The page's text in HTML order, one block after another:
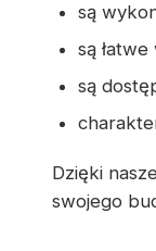
są
są łatwe
są
Dzięki
swojego